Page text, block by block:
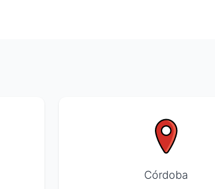
Córdoba